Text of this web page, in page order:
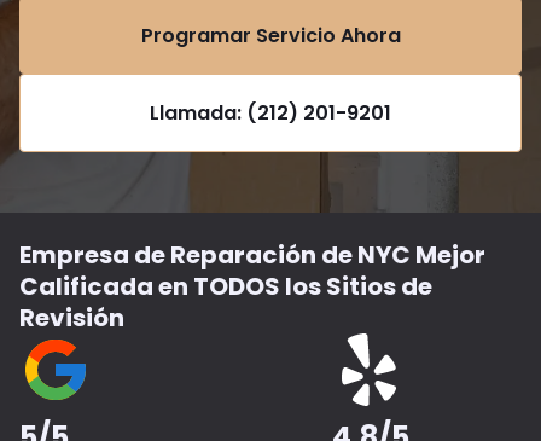
Programar Servicio Ahora
Llamada: (212) 201-9201
Empresa de Reparación de NYC Mejor
Calificada en TODOS los Sitios de
Revisión